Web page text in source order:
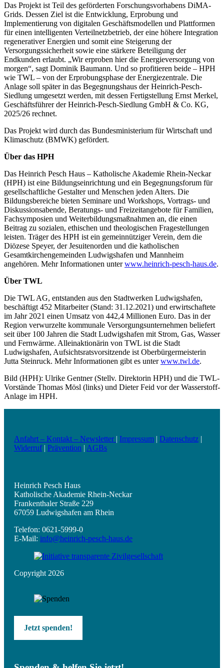
Das Projekt ist Teil des geförderten Forschungsvorhabens DiMA-
Grids. Dessen Ziel ist die Entwicklung, Erprobung und
Implementierung von digitalen Geschäftsmodellen und Plattformen
für einen intelligenten Verteilnetzbetrieb, der eine höhere Integration
regenerativer Energien und somit eine Steigerung der
Versorgungssicherheit sowie eine stärkere Beteiligung der
Endkunden erlaubt. „Wir erproben hier die Energieversorgung von
morgen“, sagt Dominik Baumann. Und so profitieren beide – HPH
wie TWL – von der Erprobungsphase der Energiezentrale. Die
Anlage soll später in das Begegnungshaus der Heinrich-Pesch-
Siedlung umgesetzt werden, mit dessen Fertigstellung Ernst Merkel,
Geschäftsführer der Heinrich-Pesch-Siedlung GmbH & Co. KG,
2025/26 rechnet.
Das Projekt wird durch das Bundesministerium für Wirtschaft und
Klimaschutz (BMWK) gefördert.
Über das HPH
Das Heinrich Pesch Haus – Katholische Akademie Rhein-Neckar
(HPH) ist eine Bildungseinrichtung und ein Begegnungsforum für
gesellschaftliche Gestalter und Menschen jeden Alters. Die
Bildungsbereiche bieten Seminare und Workshops, Vortrags- und
Diskussionsabende, Beratungs- und Freizeitangebote für Familien,
Fachsymposien und Weiterbildungsmaßnahmen an, die einen
Beitrag zu sozialen, ethischen und theologischen Fragestellungen
leisten. Träger des HPH ist ein gemeinnütziger Verein, dem die
Diözese Speyer, der Jesuitenorden und die katholischen
Gesamtkirchengemeinden Ludwigshafen und Mannheim
angehören. Mehr Informationen unterwww.heinrich-pesch-haus.de.
Über TWL
Die TWL AG, entstanden aus den Stadtwerken Ludwigshafen,
beschäftigt 452 Mitarbeiter (Stand: 31.12.2021) und erwirtschaftete
im Jahr 2021 einen Umsatz von 442,4 Millionen Euro. Das in der
Region verwurzelte kommunale Versorgungsunternehmen beliefert
seit über 100 Jahren die Stadt Ludwigshafen mit Strom, Gas, Wasser
und Fernwärme. Alleinaktionärin von TWL ist die Stadt
Ludwigshafen, Aufsichtsratsvorsitzende ist Oberbürgermeisterin
Jutta Steinruck. Mehr Informationen gibt es unterwww.twl.de.
Bild (HPH): Ulrike Gentner (Stellv. Direktorin HPH) und die TWL-
Vorstände Thomas Mösl (links) und Dieter Feid vor der Wasserstoff-
Anlage im HPH.
Anfahrt – Kontakt – Newsletter | Impressum | Datenschutz |
Widerruf| Prävention | AGBs
Heinrich Pesch Haus
Katholische Akademie Rhein-Neckar
Frankenthaler Straße 229
67059 Ludwigshafen am Rhein
Telefon: 0621-5999-0
E-Mail: info@heinrich-pesch-haus.de
Copyright 2026
Jetzt spenden!